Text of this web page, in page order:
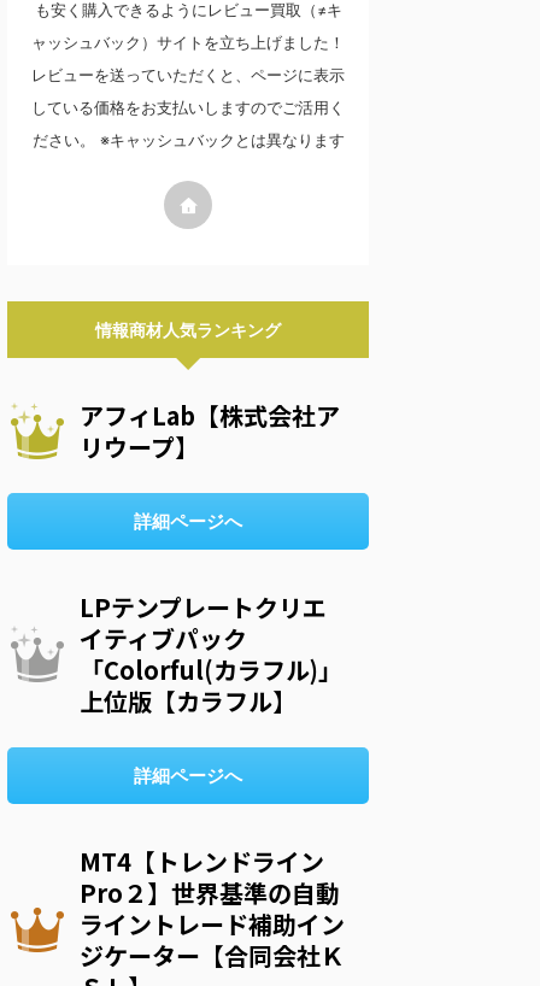
も安く購入できるようにレビュー買取（≠キ
ャッシュバック）サイトを立ち上げました！
レビューを送っていただくと、ページに表示
している価格をお支払いしますのでご活用く
ださい。 ※キャッシュバックとは異なります
情報商材人気ランキング
アフィLab【株式会社ア
リウープ】
詳細ページへ
LPテンプレートクリエ
イティブパック
「Colorful(カラフル)」
上位版【カラフル】
詳細ページへ
MT4【トレンドライン
Pro２】世界基準の自動
ライントレード補助イン
ジケーター【合同会社Ｋ